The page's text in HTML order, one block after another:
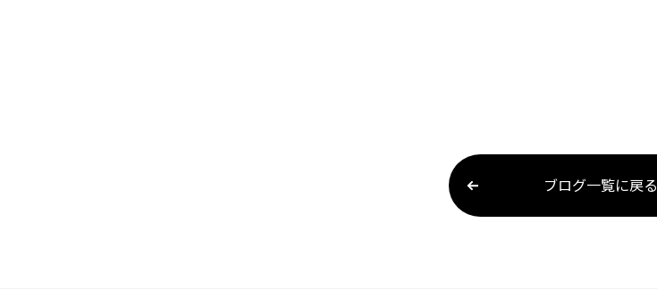
ブログ一覧に戻る